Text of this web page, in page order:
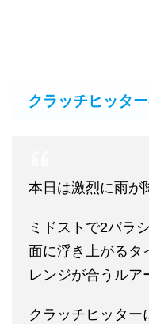
クラッチヒッタ
本日は激烈に雨が
ミドストで2バラ
面に浮き上がるタ
レンジが合うル
クラッチヒッター